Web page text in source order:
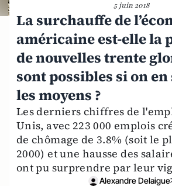
5 juin 2018
La surchauffe de
américaine est-elle la
de nouvelles trente
sont possibles si on en
les moyens ?
Les derniers chiffres de
Unis, avec 223 000 emplois
de chômage de 3.8% (soit le
2000) et une hausse des
ont pu surprendre par leur
Alexandre Delaigue